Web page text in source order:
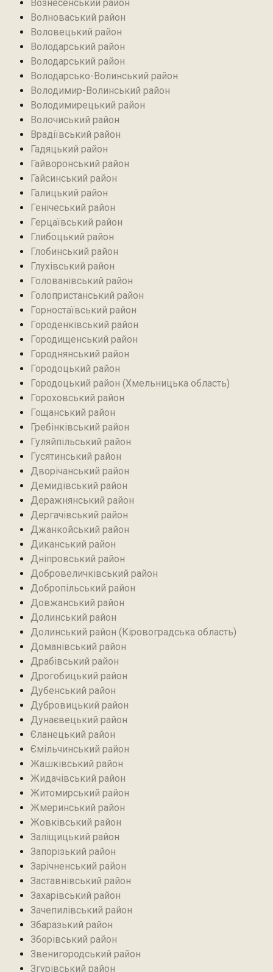
Вознесенський район
Волноваський район
Воловецький район
Володарський район
Володарський район
Володарсько-Волинський район
Володимир-Волинський район
Володимирецький район‎
Волочиський район
Врадіївський район‎
Гадяцький район
Гайворонський район
Гайсинський район
Галицький район
Генічеський район
Герцаївський район
Глибоцький район
Глобинський район
Глухівський район‎
Голованівський район
Голопристанський район
Горностаївський район‎
Городенківський район
Городищенський район‎
Городнянський район
Городоцький район
Городоцький район (Хмельницька область)
Гороховський район
Гощанський район
Гребінківський район
Гуляйпільський район‎
Гусятинський район‎
Дворічанський район
Демидівський район
Деражнянський район
Дергачівський район
Джанкойський район
Диканський район
Дніпровський район
Добровеличківський район
Добропільський район‎
Довжанський район
Долинський район
Долинський район (Кіровоградська область)
Доманівський район‎
Драбівський район‎
Дрогобицький район
Дубенський район
Дубровицький район‎
Дунаєвецький район
Єланецький район‎
Ємільчинський район
Жашківський район
Жидачівський район
Житомирський район
Жмеринський район
Жовківський район
Заліщицький район‎
Запорізький район
Зарічненський район
Заставнівський район
Захарівський район
Зачепилівський район
Збаразький район‎
Зборівський район
Звенигородський район
Згурівський район